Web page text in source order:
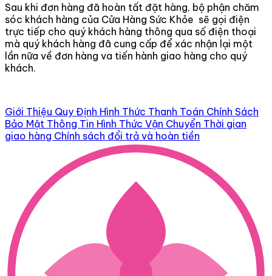
Sau khi đơn hàng đã hoàn tất đặt hàng, bộ phận chăm
sóc khách hàng của Cửa Hàng Sức Khỏe sẽ gọi điện
trực tiếp cho quý khách hàng thông qua số điện thoại
mà quý khách hàng đã cung cấp để xác nhận lại một
lần nữa về đơn hàng va tiến hành giao hàng cho quý
khách.
Giới Thiệu Quy Định Hình Thức Thanh Toán Chính Sách
Bảo Mật Thông Tin Hình Thức Vận Chuyển Thời gian
giao hàng Chính sách đổi trả và hoàn tiền